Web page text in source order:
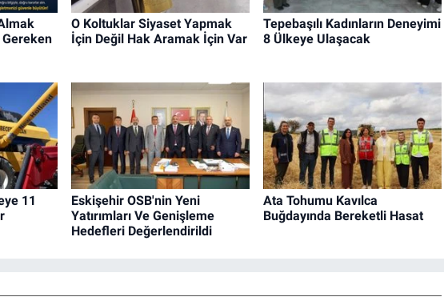
O Koltuklar Siyaset Yapmak
İçin Değil Hak Aramak İçin Var
Tepebaşılı Kadınların Deneyimi
8 Ülkeye Ulaşacak
11
Eskişehir OSB'nin Yeni
Yatırımları Ve Genişleme
Hedefleri Değerlendirildi
Ata Tohumu Kavılca
Buğdayında Bereketli Hasat